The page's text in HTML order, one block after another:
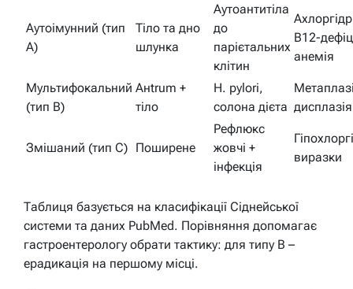
Аутоімунний (тип
A)
Тіло та дно
шлунка
Аутоантитіла
до
парієтальних
клітин
B12-
анемія
Мультифокальний
(тип B)
Анtrum +
тіло
H. pylori,
солона дієта дисплазія
Змішаний (тип C) Поширене
Рефлюкс
жовчі +
інфекція
виразки
Таблиця базується на класифікації Сіднейської
системи та даних PubMed. Порівняння допомагає
гастроентерологу обрати тактику: для типу B –
ерадикація на першому місці.